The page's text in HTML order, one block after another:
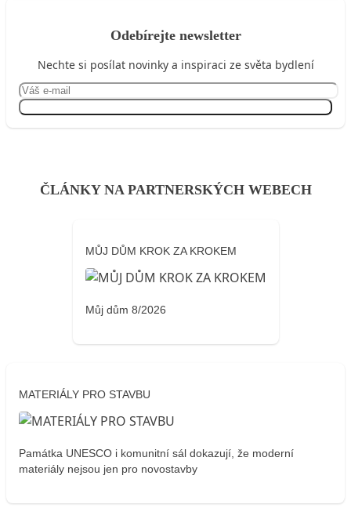
Odebírejte newsletter
Nechte si posílat novinky a inspiraci ze světa bydlení
ČLÁNKY NA PARTNERSKÝCH WEBECH
MŮJ DŮM KROK ZA KROKEM
Můj dům 8/2026
MATERIÁLY PRO STAVBU
Památka UNESCO i komunitní sál dokazují, že moderní
materiály nejsou jen pro novostavby